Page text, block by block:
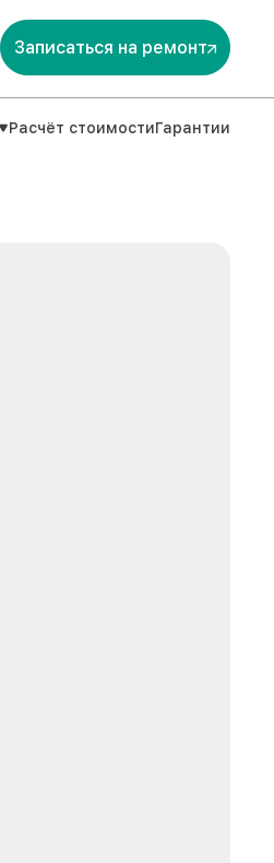
Записаться на ремонт
Расчёт стоимостиГарантии